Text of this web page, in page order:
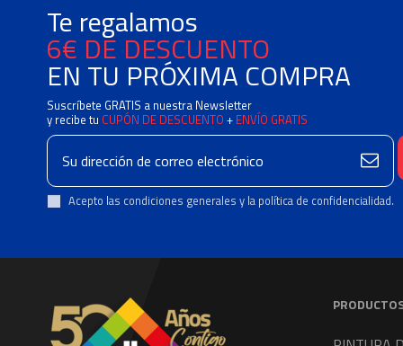
Acepto las condiciones generales y la política de confidencialidad.
Te regalamos
6€ DE DESCUENTO
EN TU PRÓXIMA COMPRA
Suscríbete GRATIS a nuestra Newsletter
y recibe tu CUPÓN DE DESCUENTO + ENVÍO GRATIS